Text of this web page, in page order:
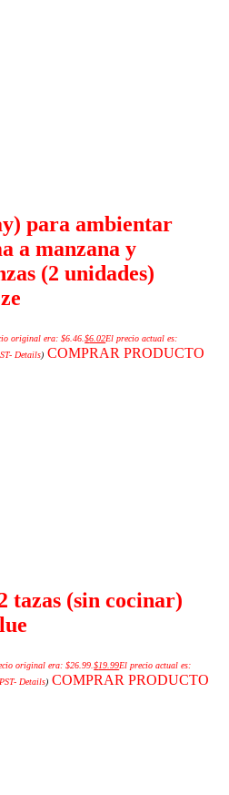
para ambientar
a manzana y
(2 unidades)
original era: $6.46.$6.02El precio actual es:
Details) COMPRAR PRODUCTO
tazas (sin cocinar)
original era: $26.99.$19.99El precio actual es:
Details) COMPRAR PRODUCTO